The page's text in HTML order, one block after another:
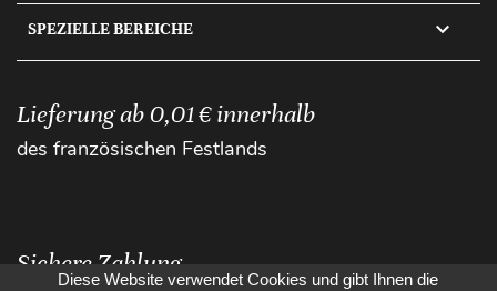
SPEZIELLE BEREICHE 
Lieferung ab 0,01 € innerhalb
des französischen Festlands
Sichere Zahlung
Diese Website verwendet Cookies und gibt Ihnen die